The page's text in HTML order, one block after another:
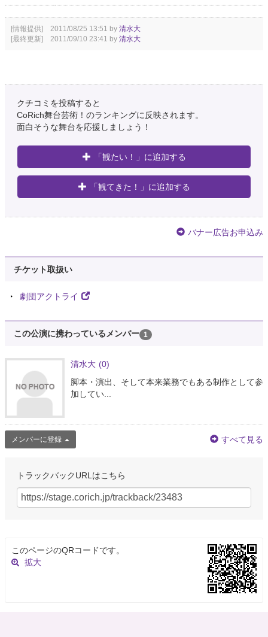
[情報提供] 2011/08/25 13:51 by 清水大
[最終更新] 2011/09/10 23:41 by 清水大
クチコミを投稿すると
CoRich舞台芸術！のランキングに反映されます。
面白そうな舞台を応援しましょう！
「観たい！」に追加する
「観てきた！」に追加する
バナー広告お申込み
チケット取扱い
劇団アクトライ
この公演に携わっているメンバー 1
清水大 (0)
脚本・演出、そして本来業務でもある制作として参
加してい...
メンバーに登録 すべて見る
トラックバックURLはこちら
このページのQRコードです。
拡大